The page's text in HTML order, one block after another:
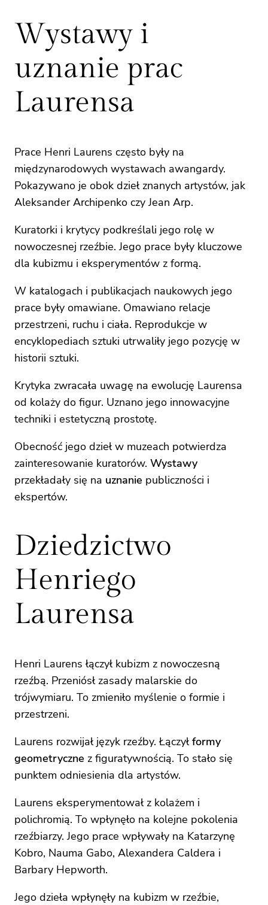
Wystawy i
uznanie prac
Laurensa
Prace Henri Laurens często były na
międzynarodowych wystawach awangardy.
Pokazywano je obok dzieł znanych artystów, jak
Aleksander Archipenko czy Jean Arp.
Kuratorki i krytycy podkreślali jego rolę w
nowoczesnej rzeźbie. Jego prace były kluczowe
dla kubizmu i eksperymentów z formą.
W katalogach i publikacjach naukowych jego
prace były omawiane. Omawiano relacje
przestrzeni, ruchu i ciała. Reprodukcje w
encyklopediach sztuki utrwaliły jego pozycję w
historii sztuki.
Krytyka zwracała uwagę na ewolucję Laurensa
od kolaży do figur. Uznano jego innowacyjne
techniki i estetyczną prostotę.
Obecność jego dzieł w muzeach potwierdza
zainteresowanie kuratorów. Wystawy
przekładały się na uznanie publiczności i
ekspertów.
Dziedzictwo
Henriego
Laurensa
Henri Laurens łączył kubizm z nowoczesną
rzeźbą. Przeniósł zasady malarskie do
trójwymiaru. To zmieniło myślenie o formie i
przestrzeni.
Laurens rozwijał język rzeźby. Łączyłformy
geometryczne z figuratywnością. To stało się
punktem odniesienia dla artystów.
Laurens eksperymentował z kolażem i
polichromią. To wpłynęło na kolejne pokolenia
rzeźbiarzy. Jego prace wpływały na Katarzynę
Kobro, Nauma Gabo, Alexandera Caldera i
Barbary Hepworth.
Jego dzieła wpłynęły na kubizm w rzeźbie,